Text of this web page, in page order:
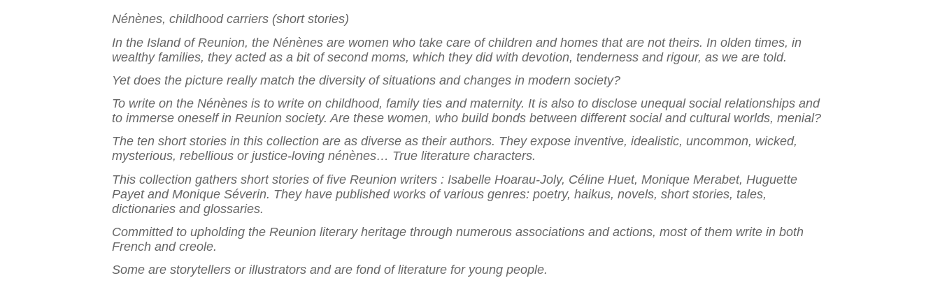
Nénènes, childhood carriers (short stories)
In the Island of Reunion, the Nénènes are women who take care of children and homes that are not theirs. In olden times, in
wealthy families, they acted as a bit of second moms, which they did with devotion, tenderness and rigour, as we are told.
Yet does the picture really match the diversity of situations and changes in modern society?
To write on the Nénènes is to write on childhood, family ties and maternity. It is also to disclose unequal social relationships and
to immerse oneself in Reunion society. Are these women, who build bonds between different social and cultural worlds, menial?
The ten short stories in this collection are as diverse as their authors. They expose inventive, idealistic, uncommon, wicked,
mysterious, rebellious or justice-loving nénènes… True literature characters.
This collection gathers short stories of five Reunion writers : Isabelle Hoarau-Joly, Céline Huet, Monique Merabet, Huguette
Payet and Monique Séverin. They have published works of various genres: poetry, haikus, novels, short stories, tales,
dictionaries and glossaries.
Committed to upholding the Reunion literary heritage through numerous associations and actions, most of them write in both
French and creole.
Some are storytellers or illustrators and are fond of literature for young people.